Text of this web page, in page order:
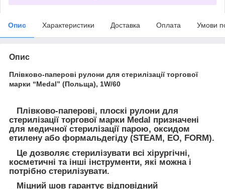
Опис Характеристики Доставка Оплата Умови
Опис
Плівково-паперові рулони для стерилізації торгової
марки “Medal” (Польща), 1W/60
Плівково-паперові, плоскі рулони для
стерилізації торгової марки Medal призначені
для медичної стерилізації парою, оксидом
етилену або формальдегіду (STEAM, EO, FORM).
Це дозволяє стерилізувати всі хірургічні,
косметичні та інші інструменти, які можна і
потрібно стерилізувати.
Міцний шов гарантує відповідний